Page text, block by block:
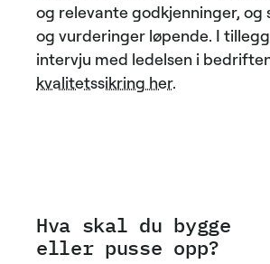
og relevante godkjenninger, og
og vurderinger løpende. I
intervju med ledelsen i
kvalitetssikring her.
Hva skal du bygge
eller pusse opp?